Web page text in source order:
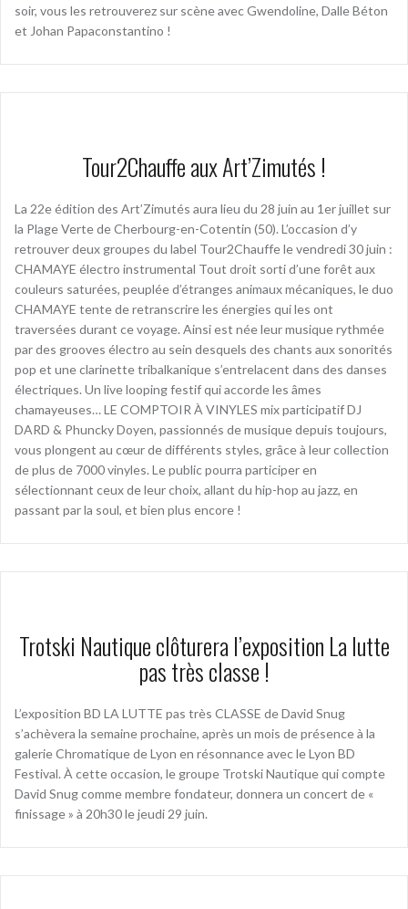
soir, vous les retrouverez sur scène avec Gwendoline, Dalle Béton
et Johan Papaconstantino !
Tour2Chauffe aux Art’Zimutés !
La 22e édition des Art’Zimutés aura lieu du 28 juin au 1er juillet sur
la Plage Verte de Cherbourg-en-Cotentin (50). L’occasion d’y
retrouver deux groupes du label Tour2Chauffe le vendredi 30 juin :
CHAMAYE électro instrumental Tout droit sorti d’une forêt aux
couleurs saturées, peuplée d’étranges animaux mécaniques, le duo
CHAMAYE tente de retranscrire les énergies qui les ont
traversées durant ce voyage. Ainsi est née leur musique rythmée
par des grooves électro au sein desquels des chants aux sonorités
pop et une clarinette tribalkanique s’entrelacent dans des danses
électriques. Un live looping festif qui accorde les âmes
chamayeuses… LE COMPTOIR À VINYLES mix participatif DJ
DARD & Phuncky Doyen, passionnés de musique depuis toujours,
vous plongent au cœur de différents styles, grâce à leur collection
de plus de 7000 vinyles. Le public pourra participer en
sélectionnant ceux de leur choix, allant du hip-hop au jazz, en
passant par la soul, et bien plus encore !
Trotski Nautique clôturera l’exposition La lutte
pas très classe !
L’exposition BD LA LUTTE pas très CLASSE de David Snug
s’achèvera la semaine prochaine, après un mois de présence à la
galerie Chromatique de Lyon en résonnance avec le Lyon BD
Festival. À cette occasion, le groupe Trotski Nautique qui compte
David Snug comme membre fondateur, donnera un concert de «
finissage » à 20h30 le jeudi 29 juin.